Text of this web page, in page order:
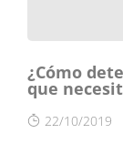
¿Cómo
que
22/10/2019